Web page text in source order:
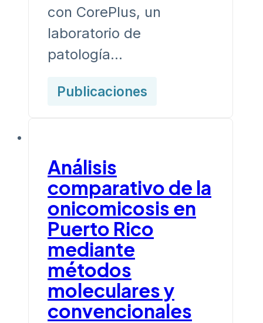
con CorePlus, un
laboratorio de
patología…
Publicaciones
Análisis
comparativo de la
onicomicosis en
Puerto Rico
mediante
métodos
moleculares y
convencionales